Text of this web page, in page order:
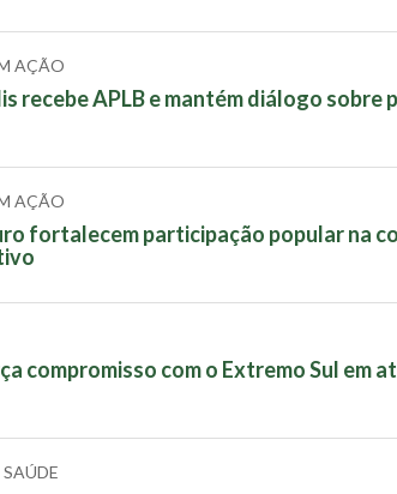
AÇÃO
recebe APLB e mantém diálogo sobre
AÇÃO
fortalecem participação popular na
compromisso com o Extremo Sul em